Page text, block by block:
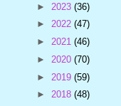
► 2023 (36)
► 2022 (47)
► 2021 (46)
► 2020 (70)
► 2019 (59)
► 2018 (48)